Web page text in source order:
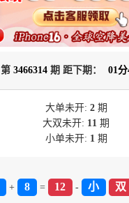
第 3466314期 距下期： 01 分
大单未开: 2期
大双未开: 11 期
小单未开: 1 期
+ 8 = 12 - 小 双